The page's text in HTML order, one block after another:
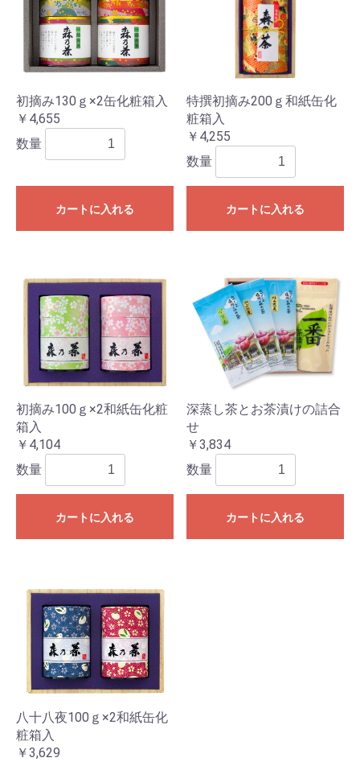
初摘み130ｇ×2缶化粧箱入
￥4,655
数量
カートに入れる
特撰初摘み200ｇ和紙缶化
粧箱入
￥4,255
数量
カートに入れる
初摘み100ｇ×2和紙缶化粧
箱入
￥4,104
数量
カートに入れる
深蒸し茶とお茶漬けの詰合
せ
￥3,834
数量
カートに入れる
八十八夜100ｇ×2和紙缶化
粧箱入
￥3,629